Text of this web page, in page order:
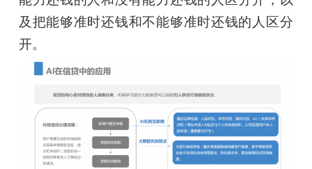
及把能够准时还钱和不能够准时还钱的人区分
开。